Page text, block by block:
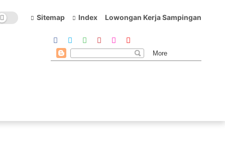
Sitemap Index Lowongan Kerja Sampingan